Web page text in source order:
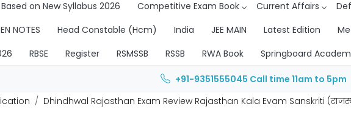
Based on New Syllabus 2026 Competitive Exam Book Current Affairs
NOTES Head Constable (Hcm) India JEE MAIN Latest Edition
RBSE Register RSMSSB RSSB RWA Book Springboard
+91-9351555045 Call time 11am to 5pm
Dhindhwal Rajasthan Exam Review Rajasthan Kala Evam Sanskriti